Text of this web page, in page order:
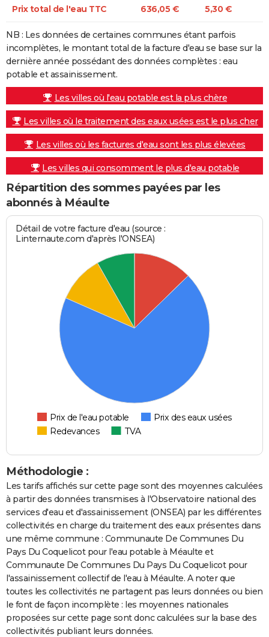
Prix total de l'eau TTC 636,05 € 5,30 €
NB : Les données de certaines communes étant parfois
incomplètes, le montant total de la facture d'eau se base sur la
dernière année possédant des données complètes : eau
potable et assainissement.
Les villes où l'eau potable est la plus chère
Les villes où le traitement des eaux usées est le plus cher
Les villes où les factures d'eau sont les plus élevées
Les villes qui consomment le plus d'eau potable
Répartition des sommes payées par les
abonnés à Méaulte
Détail de votre facture d'eau (source :
Linternaute.com d'après l'ONSEA)
Prix de l'eau potable
Prix des eaux usées
Redevances
TVA
Méthodologie :
Les tarifs affichés sur cette page sont des moyennes calculées
à partir des données transmises à l'Observatoire national des
services d'eau et d'assainissement (ONSEA) par les différentes
collectivités en charge du traitement des eaux présentes dans
une même commune : Communaute De Communes Du
Pays Du Coquelicot pour l'eau potable à Méaulte et
Communaute De Communes Du Pays Du Coquelicot pour
l'assainissement collectif de l'eau à Méaulte. A noter que
toutes les collectivités ne partagent pas leurs données ou bien
le font de façon incomplète : les moyennes nationales
proposées sur cette page sont donc calculées sur la base des
collectivités publiant leurs données.